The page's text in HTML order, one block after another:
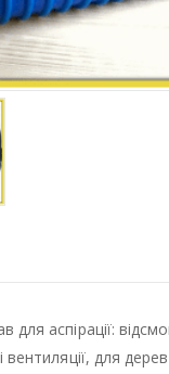
для аспірації:
вентиляції, для